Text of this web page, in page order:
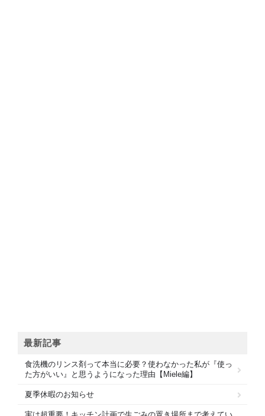
最新記事
食洗機のリンス剤って本当に必要？使わなかった私が『使っ
た方がいい』と思うようになった理由【Miele編】
夏季休暇のお知らせ